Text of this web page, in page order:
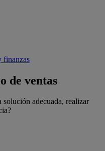
finanzas
de ventas
solución adecuada, realizar